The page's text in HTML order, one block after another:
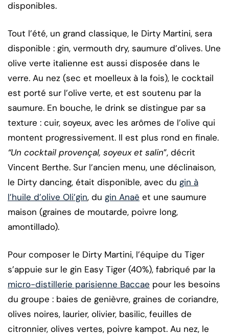
disponibles.
Tout l’été, un grand classique, le Dirty Martini, sera
disponible : gin, vermouth dry, saumure d’olives. Une
olive verte italienne est aussi disposée dans le
verre. Au nez (sec et moelleux à la fois), le cocktail
est porté sur l’olive verte, et est soutenu par la
saumure. En bouche, le drink se distingue par sa
texture : cuir, soyeux, avec les arômes de l’olive qui
montent progressivement. Il est plus rond en finale.
“Un cocktail provençal, soyeux et salin”, décrit
Vincent Berthe. Sur l’ancien menu, une déclinaison,
le Dirty dancing, était disponible, avec du gin à
l’huile d’olive Oli’gin, du gin Anaë et une saumure
maison (graines de moutarde, poivre long,
amontillado).
Pour composer le Dirty Martini, l’équipe du Tiger
s’appuie sur le gin Easy Tiger (40%), fabriqué par la
micro-distillerie parisienne Baccae pour les besoins
du groupe : baies de genièvre, graines de coriandre,
olives noires, laurier, olivier, basilic, feuilles de
citronnier, olives vertes, poivre kampot. Au nez, le